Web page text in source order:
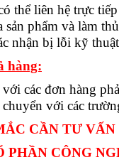
thể liên hệ trực
sản phẩm và làm
nhận bị lỗi kỹ
hàng:
các đơn hàng
với các
CẦN TƯ
PHẦN CÔNG